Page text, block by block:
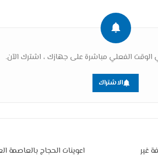
الفعلي مباشرة على جهازك ، اشترك الآن.
الاشتراك
غير
اعوينات الحجاج بالعاصمة